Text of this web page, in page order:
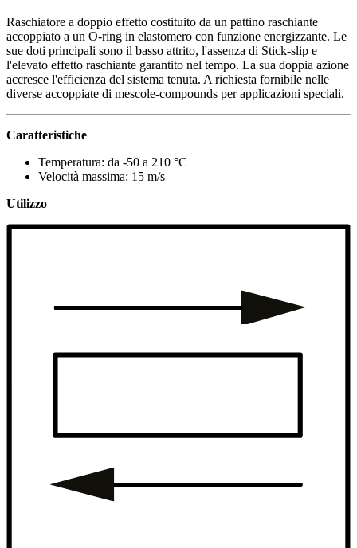
Raschiatore a doppio effetto costituito da un pattino raschiante
accoppiato a un O-ring in elastomero con funzione energizzante. Le
sue doti principali sono il basso attrito, l'assenza di Stick-slip e
l'elevato effetto raschiante garantito nel tempo. La sua doppia azione
accresce l'efficienza del sistema tenuta. A richiesta fornibile nelle
diverse accoppiate di mescole-compounds per applicazioni speciali.
Caratteristiche
Temperatura: da -50 a 210 °C
Velocità massima: 15 m/s
Utilizzo